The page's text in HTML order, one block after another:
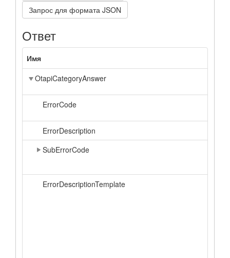
Запрос для формата JSON
Ответ
Имя
OtapiCategoryAnswer
ErrorCode
ErrorDescription
SubErrorCode
ErrorDescriptionTemplate